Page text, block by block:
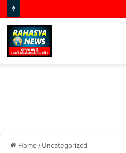
Home / Uncategorized